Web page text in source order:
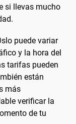
si llevas mucho
puede variar
y la hora del
tarifas pueden
están
más
verificar la
de tu